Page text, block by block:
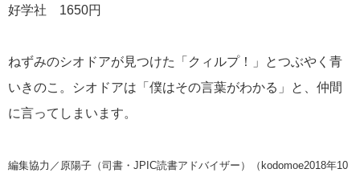
好学社 1650円
ねずみのシオドアが見つけた「クィルプ！」とつぶやく青
いきのこ。シオドアは「僕はその言葉がわかる」と、仲間
に言ってしまいます。
編集協力／原陽子（司書・JPIC読書アドバイザー）（kodomoe2018年10